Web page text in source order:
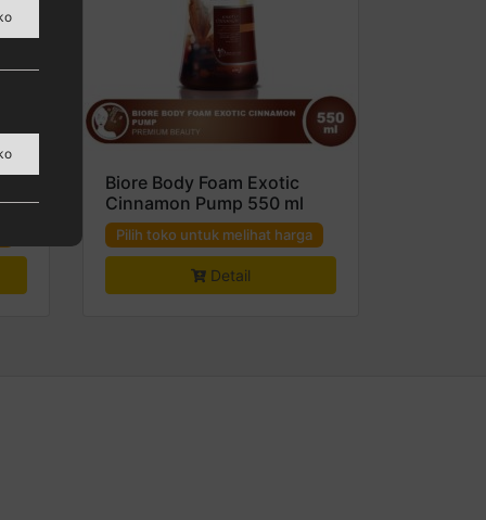
Biore Body Foam Exotic
Cinnamon Pump 550 ml
Pilih toko untuk melihat harga
Detail